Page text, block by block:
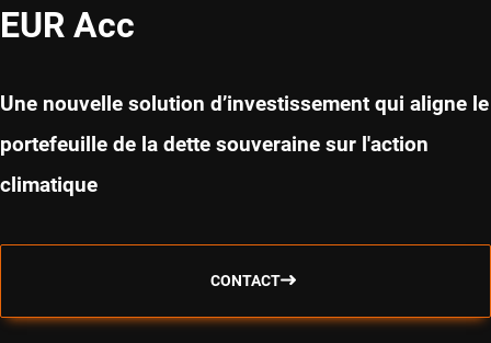
EUR Acc
Une nouvelle solution d’investissement qui aligne le
portefeuille de la dette souveraine sur l'action
climatique
CONTACT